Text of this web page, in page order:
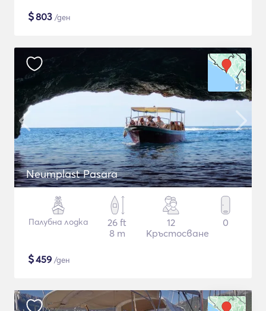
$803 /ден
Neumplast Pasara
Палубна лодка
26 ft
8 m
12
Кръстосване
0
$459 /ден